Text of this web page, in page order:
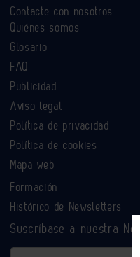
Contacte con nosotros
Quiénes somos
Glosario
FAQ
Publicidad
Aviso legal
Política de privacidad
Política de cookies
Mapa web
Formación
Histórico de Newsletters
Suscríbase a nuestra
Email